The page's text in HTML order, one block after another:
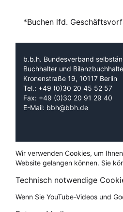
*Buchen lfd.
b.b.h. Bundesverband
Buchhalter und
Kronenstraße 19, 10117 Berlin
Tel.: +49 (0)30 20 45 52 57
Fax: +49 (0)30 20 91 29 40
E-Mail: bbh@bbh.de
Wir verwenden Cookies, um
Website gelangen können. Sie
Technisch notwendige
Wenn Sie YouTube-Videos und